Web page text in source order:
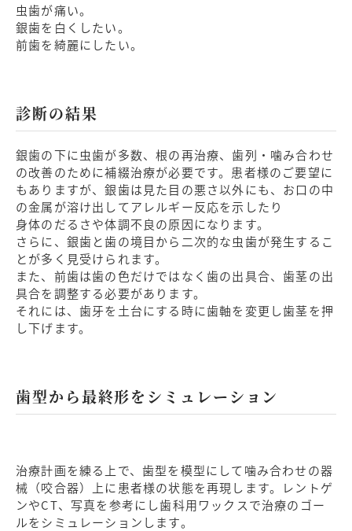
虫歯が痛い。
銀歯を白くしたい。
前歯を綺麗にしたい。
診断の結果
銀歯の下に虫歯が多数、根の再治療、歯列・噛み合わせ
の改善のために補綴治療が必要です。患者様のご要望に
もありますが、銀歯は見た目の悪さ以外にも、お口の中
の金属が溶け出してアレルギー反応を示したり
身体のだるさや体調不良の原因になります。
さらに、銀歯と歯の境目から二次的な虫歯が発生するこ
とが多く見受けられます。
また、前歯は歯の色だけではなく歯の出具合、歯茎の出
具合を調整する必要があります。
それには、歯牙を土台にする時に歯軸を変更し歯茎を押
し下げます。
歯型から最終形をシミュレーション
治療計画を練る上で、歯型を模型にして噛み合わせの器
械（咬合器）上に患者様の状態を再現します。レントゲ
ンやCT、写真を参考にし歯科用ワックスで治療のゴー
ルをシミュレーションします。